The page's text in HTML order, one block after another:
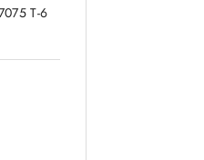
T-6